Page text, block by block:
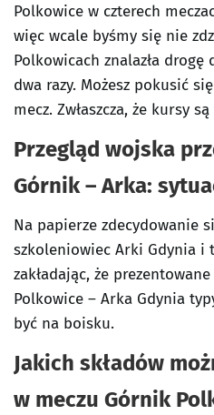
Polkowice w czterech
więc wcale byśmy się nie
Polkowicach znalazła
dwa razy. Możesz pokusić
mecz. Zwłaszcza, że kursy
Przegląd wojska
Górnik – Arka:
Na papierze zdecydowanie
szkoleniowiec Arki Gdynia i
zakładając, że
Polkowice – Arka Gdynia
być na boisku.
Jakich składów
w meczu Górnik